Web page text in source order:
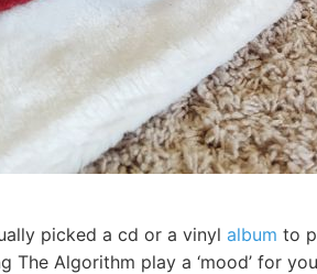
picked a cd or a vinyl album to
The Algorithm play a ‘mood’ for